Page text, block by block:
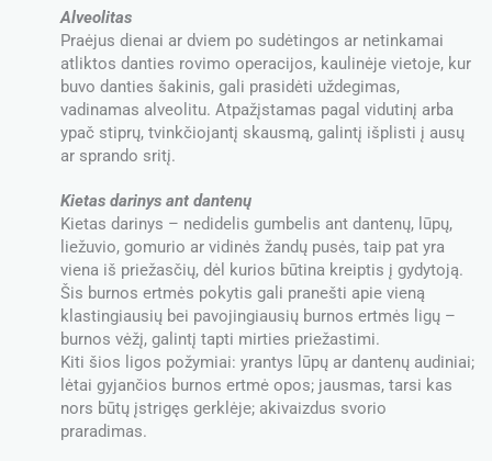
Alveolitas
Praėjus dienai ar dviem po sudėtingos ar netinkamai
atliktos danties rovimo operacijos, kaulinėje vietoje, kur
buvo danties šakinis, gali prasidėti uždegimas,
vadinamas alveolitu. Atpažįstamas pagal vidutinį arba
ypač stiprų, tvinkčiojantį skausmą, galintį išplisti į ausų
ar sprando sritį.
Kietas darinys ant dantenų
Kietas darinys – nedidelis gumbelis ant dantenų, lūpų,
liežuvio, gomurio ar vidinės žandų pusės, taip pat yra
viena iš priežasčių, dėl kurios būtina kreiptis į gydytoją.
Šis burnos ertmės pokytis gali pranešti apie vieną
klastingiausių bei pavojingiausių burnos ertmės ligų –
burnos vėžį, galintį tapti mirties priežastimi.
Kiti šios ligos požymiai: yrantys lūpų ar dantenų audiniai;
lėtai gyjančios burnos ertmė opos; jausmas, tarsi kas
nors būtų įstrigęs gerklėje; akivaizdus svorio
praradimas.